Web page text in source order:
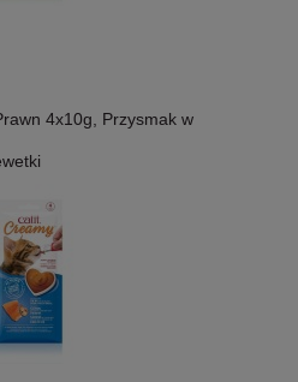
4x10g, Przysmak w